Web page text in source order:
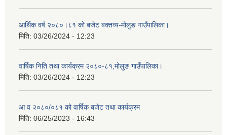
आर्थिक वर्ष २०८०।८१ को बजेट बक्तव्य-मोलुङ गाउँपालिका।
मिति: 03/26/2024 - 12:23
वार्षिक निति तथा कार्यक्रम २०८०-८१,मोलुङ गाउँपालिका।
मिति: 03/26/2024 - 12:23
आ व २०८०/०८१ को वार्षिक बजेट तथा कार्यक्रम
मिति: 06/25/2023 - 16:43